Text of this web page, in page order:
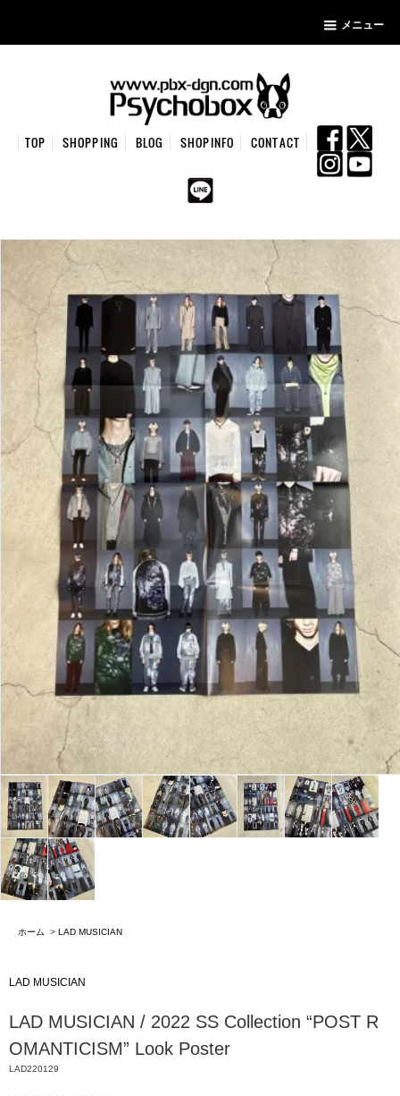
メニュー
TOP SHOPPING BLOG SHOPINFO CONTACT
ホーム > LAD MUSICIAN
LAD MUSICIAN
LAD MUSICIAN / 2022 SS Collection “POST R
OMANTICISM” Look Poster
LAD220129